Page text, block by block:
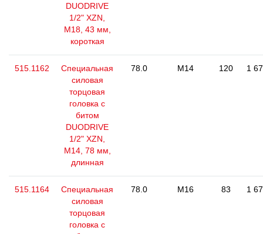
DUODRIVE
1/2" XZN,
М18, 43 мм,
короткая
515.1162
Специальная
силовая
торцовая
головка с
битом
DUODRIVE
1/2" XZN,
М14, 78 мм,
длинная
78.0 M14 120 1
515.1164
Специальная
силовая
торцовая
головка с
78.0 M16 83 1